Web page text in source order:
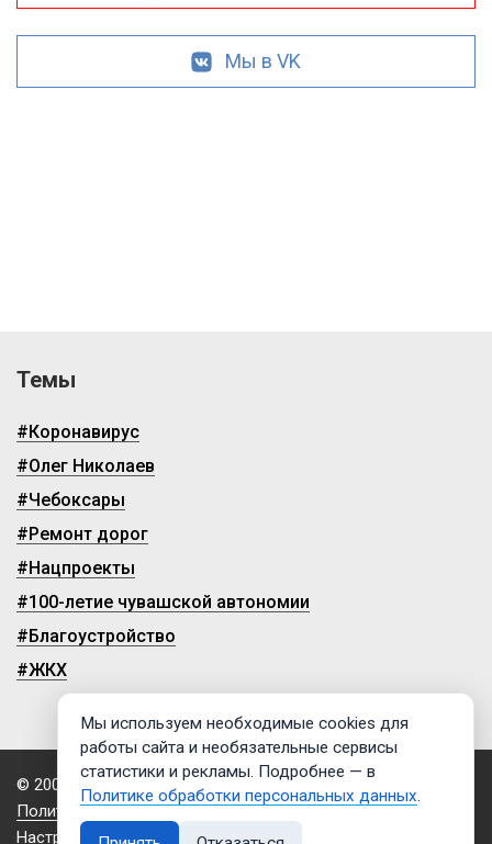
Мы в VK
Темы
#Коронавирус
#Олег Николаев
#Чебоксары
#Ремонт дорог
#Нацпроекты
#100-летие чувашской автономии
#Благоустройство
#ЖКХ
© 2009-2026, ГТРК «Чувашия»
Политика обработки персональных данных
Настройки cookies
Мы используем необходимые cookies для
работы сайта и необязательные сервисы
статистики и рекламы. Подробнее — в
Политике обработки персональных данных.